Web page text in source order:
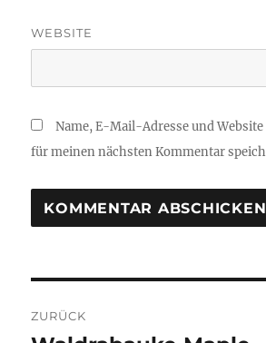
WEBSITE
Name, E-Mail-Adresse und
für meinen nächsten Kommentar
ZURÜCK